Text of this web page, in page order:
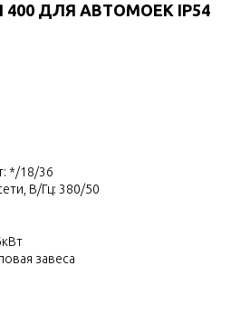
400 ДЛЯ АВТОМОЕК IP54
*/18/36
В/Гц: 380/50
завеса